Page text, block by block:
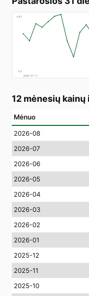
€83
€4
2026-07-11
12 mėnesių
Mėnuo
2026-08
2026-07
2026-06
2026-05
2026-04
2026-03
2026-02
2026-01
2025-12
2025-11
2025-10